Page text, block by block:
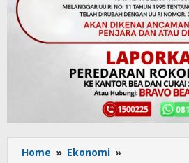
Home » Ekonomi »